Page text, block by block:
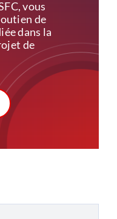
vous
de
dans la
de